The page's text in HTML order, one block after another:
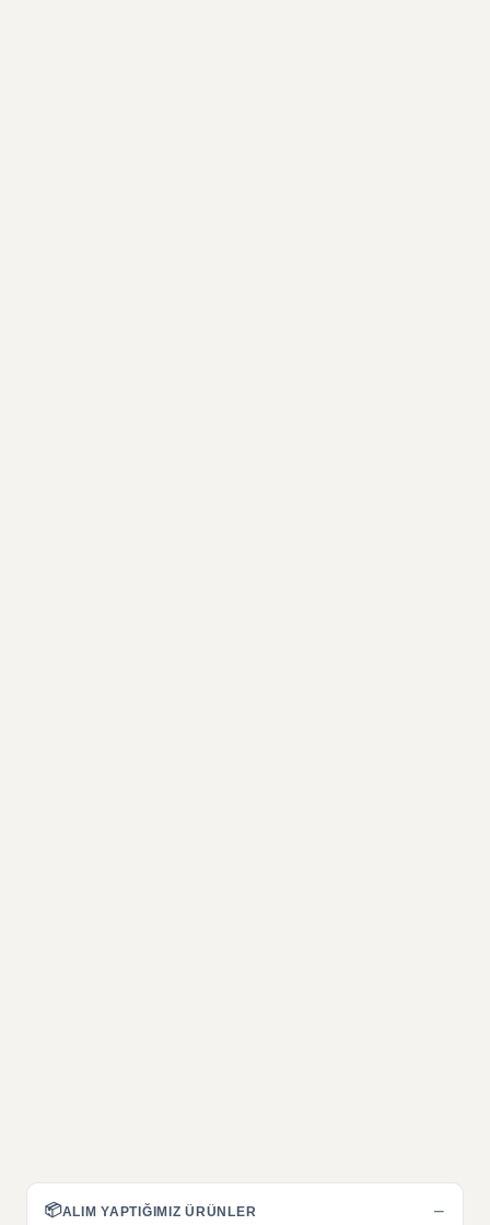
📦ALIM YAPTIĞIMIZ ÜRÜNLER −